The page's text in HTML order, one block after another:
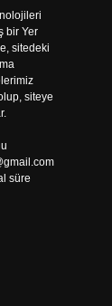
bir Yer
sitedeki
siteye
süre